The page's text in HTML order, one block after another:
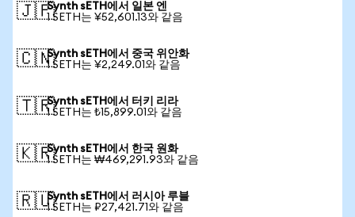
🇯🇵Synth sETH에서 일본 엔
1 SETH는 ¥52,601.13와 같음
🇨🇳Synth sETH에서 중국 위안화
1 SETH는 ¥2,249.01와 같음
🇹🇷Synth sETH에서 터키 리라
1 SETH는 ₺15,899.01와 같음
🇰🇷Synth sETH에서 한국 원화
1 SETH는 ₩469,291.93와 같음
🇷🇺Synth sETH에서 러시아 루블
1 SETH는 ₽27,421.71와 같음